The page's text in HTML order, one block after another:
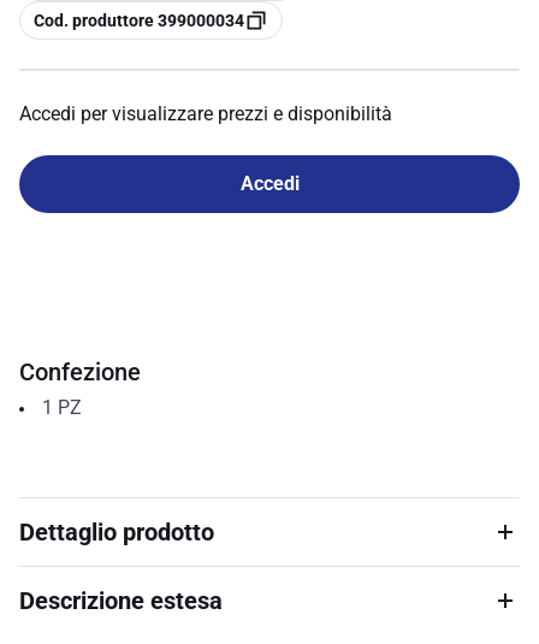
copia
Cod. produttore 399000034
Accedi per visualizzare prezzi e disponibilità
Accedi
Confezione
1 PZ
Dettaglio prodotto
Descrizione estesa